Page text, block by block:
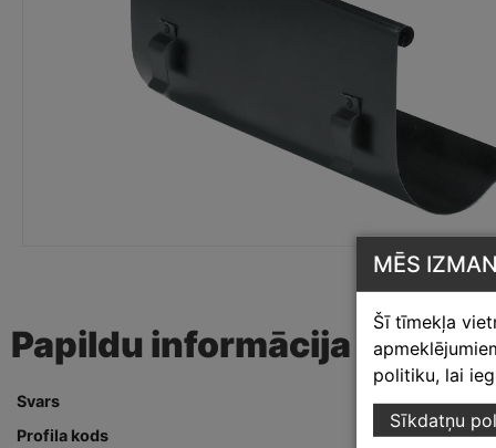
Papildu informācija
Svars
0.50 kg
Profila kods
5513e00000A
MĒS
Šī tīmekļa
politiku, lai
Sīkdatņu